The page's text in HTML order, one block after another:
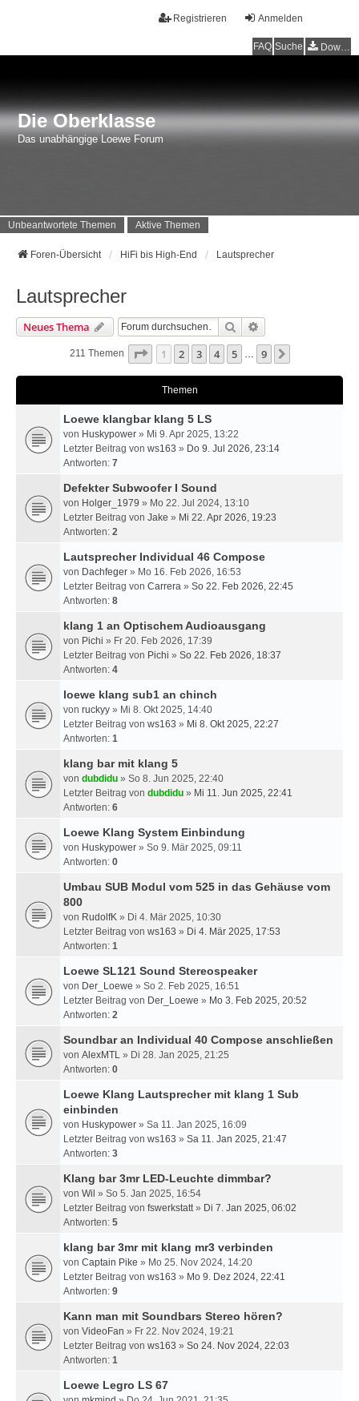
Anmelden
Registrieren
FAQ Suche Downloads
Die Oberklasse
Das unabhängige Loewe Forum
Unbeantwortete Themen Aktive Themen
Foren-Übersicht HiFi bis High-End Lautsprecher
Lautsprecher
Neues Thema Suche
211 Themen Seite 1Von
1 2 3 4 5 … 9
Themen
Loewe klangbar klang 5 LS
von Huskypower » Mi 9. Apr 2025, 13:22
Letzter Beitrag von ws163 » Do 9. Jul 2026, 23:14
Antworten: 7
Defekter Subwoofer I Sound
von Holger_1979 » Mo 22. Jul 2024, 13:10
Letzter Beitrag von Jake » Mi 22. Apr 2026, 19:23
Antworten: 2
Lautsprecher Individual 46 Compose
von Dachfeger » Mo 16. Feb 2026, 16:53
Letzter Beitrag von Carrera » So 22. Feb 2026, 22:45
Antworten: 8
klang 1 an Optischem Audioausgang
von Pichi » Fr 20. Feb 2026, 17:39
Letzter Beitrag von Pichi » So 22. Feb 2026, 18:37
Antworten: 4
loewe klang sub1 an chinch
von ruckyy » Mi 8. Okt 2025, 14:40
Letzter Beitrag von ws163 » Mi 8. Okt 2025, 22:27
Antworten: 1
klang bar mit klang 5
von dubdidu » So 8. Jun 2025, 22:40
Letzter Beitrag von dubdidu » Mi 11. Jun 2025, 22:41
Antworten: 6
Loewe Klang System Einbindung
von Huskypower » So 9. Mär 2025, 09:11
Antworten: 0
Umbau SUB Modul vom 525 in das Gehäuse vom
800
von RudolfK » Di 4. Mär 2025, 10:30
Letzter Beitrag von ws163 » Di 4. Mär 2025, 17:53
Antworten: 1
Loewe SL121 Sound Stereospeaker
von Der_Loewe » So 2. Feb 2025, 16:51
Letzter Beitrag von Der_Loewe » Mo 3. Feb 2025, 20:52
Antworten: 2
Soundbar an Individual 40 Compose anschließen
von AlexMTL » Di 28. Jan 2025, 21:25
Antworten: 0
Loewe Klang Lautsprecher mit klang 1 Sub
einbinden
von Huskypower » Sa 11. Jan 2025, 16:09
Letzter Beitrag von ws163 » Sa 11. Jan 2025, 21:47
Antworten: 3
Klang bar 3mr LED-Leuchte dimmbar?
von Wil » So 5. Jan 2025, 16:54
Letzter Beitrag von fswerkstatt» Di 7. Jan 2025, 06:02
Antworten: 5
klang bar 3mr mit klang mr3 verbinden
von Captain Pike » Mo 25. Nov 2024, 14:20
Letzter Beitrag von ws163 » Mo 9. Dez 2024, 22:41
Antworten: 9
Kann man mit Soundbars Stereo hören?
von VideoFan » Fr 22. Nov 2024, 19:21
Letzter Beitrag von ws163 » So 24. Nov 2024, 22:03
Antworten: 1
Loewe Legro LS 67